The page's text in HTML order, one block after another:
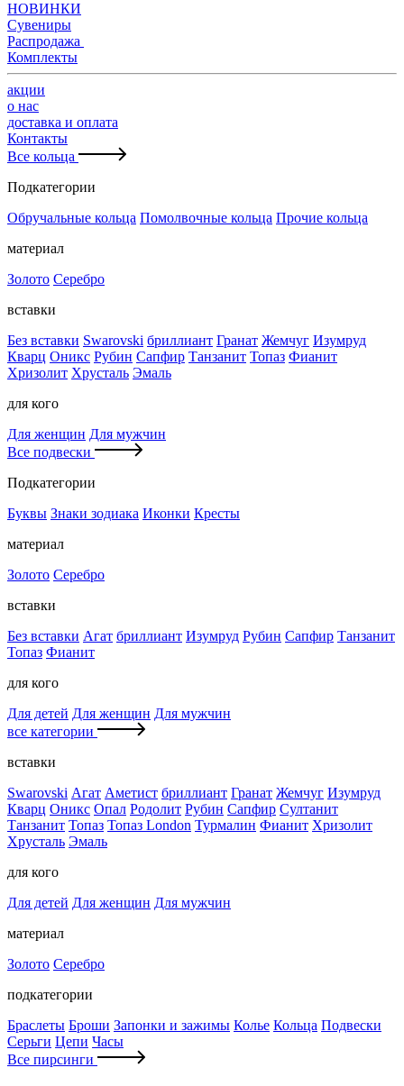
НОВИНКИ
Сувениры
Распродажа
Комплекты
акции
о нас
доставка и оплата
Контакты
Все кольца
Подкатегории
Обручальные кольца Помолвочные кольца Прочие кольца
материал
Золото Серебро
вставки
Без вставки Swarovski бриллиант Гранат Жемчуг Изумруд
Кварц Оникс Рубин Сапфир Танзанит Топаз Фианит
Хризолит Хрусталь Эмаль
для кого
Для женщин Для мужчин
Все подвески
Подкатегории
Буквы Знаки зодиака Иконки Кресты
материал
Золото Серебро
вставки
Без вставки Агат бриллиант Изумруд Рубин Сапфир Танзанит
Топаз Фианит
для кого
Для детей Для женщин Для мужчин
все категории
вставки
Swarovski Агат Аметист бриллиант Гранат Жемчуг Изумруд
Кварц Оникс Опал Родолит Рубин Сапфир Султанит
Танзанит Топаз Топаз London Турмалин Фианит Хризолит
Хрусталь Эмаль
для кого
Для детей Для женщин Для мужчин
материал
Золото Серебро
подкатегории
Браслеты Броши Запонки и зажимы Колье Кольца Подвески
Серьги Цепи Часы
Все пирсинги